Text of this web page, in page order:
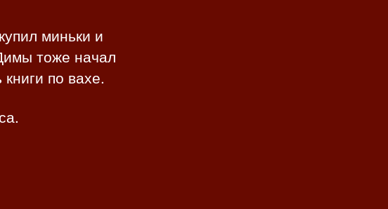
миньки и
тоже начал
по вахе.